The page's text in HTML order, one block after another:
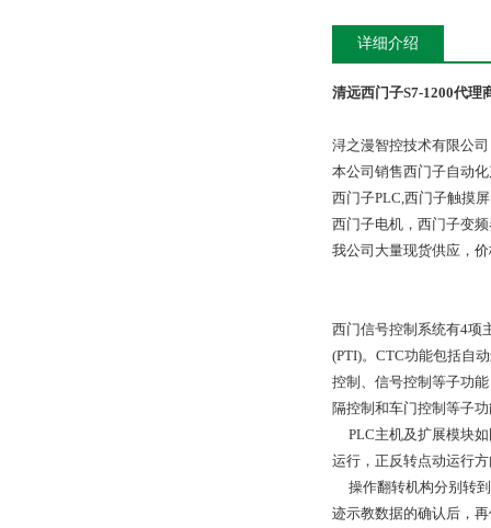
详细介绍
清远西门子S7-1200代理
浔之漫智控技术有限公
本公司销售西门子自动
西门子PLC,西门子触摸
西门子电机，西门子变
我公司大量现货供应，
西门信号控制系统有4项
(PTI)。CTC功能包括自
控制、信号控制等子功
隔控制和车门控制等子
PLC主机及扩展模块如
运行，正反转点动运行
操作翻转机构分别转到
迹示教数据的确认后，